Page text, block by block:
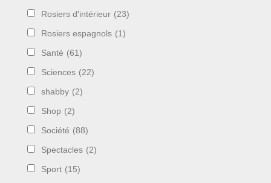
Rosiers d'intérieur (23)
Rosiers espagnols (1)
Santé (61)
Sciences (22)
shabby (2)
Shop (2)
Société (88)
Spectacles (2)
Sport (15)